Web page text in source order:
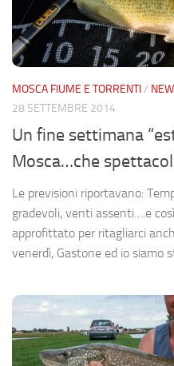
MOSCA FIUME E TORRENTI/
28 SETTEMBRE 2014
Un fine settimana
Mosca…che
Le previsioni riportavano:
gradevoli, venti assenti….e
approfittato per ritagliarci
venerdì, Gastone ed io siamo